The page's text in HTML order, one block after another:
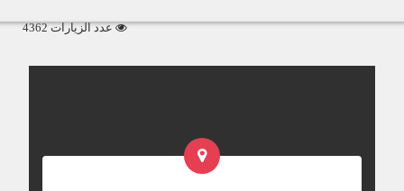
عدد الزيارات 4362